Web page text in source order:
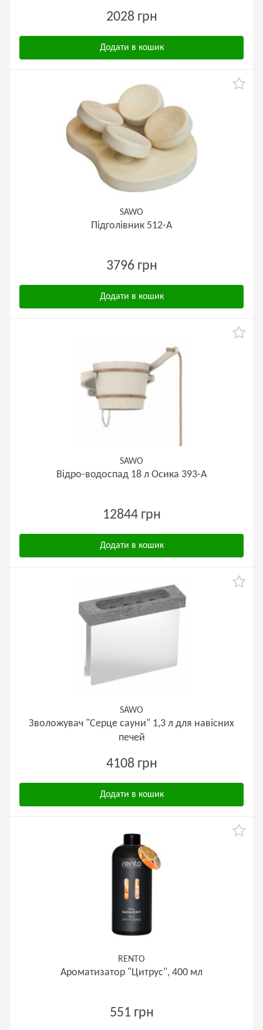
2028 грн
Додати в кошик
SAWO
Підголівник 512-А
3796 грн
Додати в кошик
SAWO
Відро-водоспад 18 л Осика 393-A
12844 грн
Додати в кошик
SAWO
Зволожувач "Серце сауни" 1,3 л для навісних
печей
4108 грн
Додати в кошик
RENTO
Ароматизатор "Цитрус", 400 мл
551 грн